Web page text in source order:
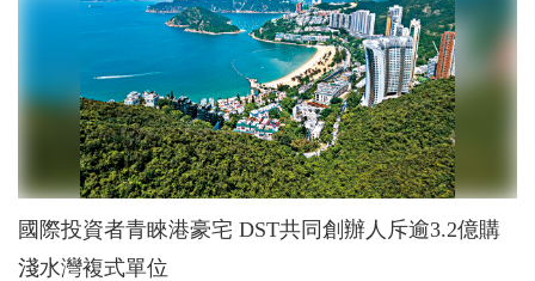
國際投資者青睞港豪宅 DST共同創辦人斥逾3.2億購
淺水灣複式單位